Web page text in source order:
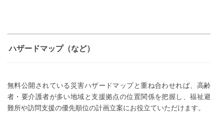
ハザードマップ（など）
無料公開されている災害ハザードマップと重ね合わせれば、高齢
者・要介護者が多い地域と支援拠点の位置関係を把握し、福祉避
難所や訪問支援の優先順位の計画立案にお役立ていただけます。